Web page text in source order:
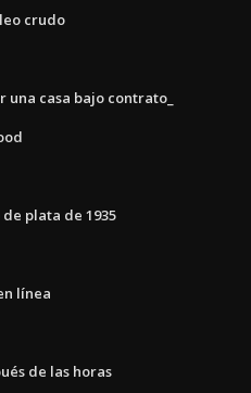
crudo
casa bajo contrato_
plata de 1935
línea
de las horas